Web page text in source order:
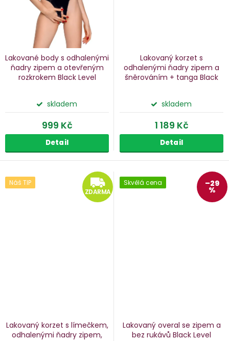
Lakované body s odhalenými
ňadry zipem a otevřeným
rozkrokem Black Level
skladem
999 Kč
Detail
Lakovaný korzet s
odhalenými ňadry zipem a
šněrováním + tanga Black
skladem
1 189 Kč
Detail
Náš TIP ZDARMA
ZDARMA
Lakovaný korzet s límečkem,
odhalenými ňadry zipem,
Skvělá cena –29
%
Lakovaný overal se zipem a
bez rukávů Black Level